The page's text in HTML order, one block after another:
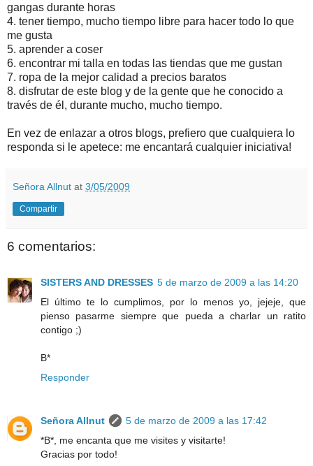
gangas durante horas
4. tener tiempo, mucho tiempo libre para hacer todo lo que
me gusta
5. aprender a coser
6. encontrar mi talla en todas las tiendas que me gustan
7. ropa de la mejor calidad a precios baratos
8. disfrutar de este blog y de la gente que he conocido a
través de él, durante mucho, mucho tiempo.
En vez de enlazar a otros blogs, prefiero que cualquiera lo
responda si le apetece: me encantará cualquier iniciativa!
Señora Allnut at 3/05/2009
Compartir
6 comentarios:
SISTERS AND DRESSES 5 de marzo de 2009 a las 14:20
El último te lo cumplimos, por lo menos yo, jejeje, que
pienso pasarme siempre que pueda a charlar un ratito
contigo ;)
B*
Responder
Señora Allnut
5 de marzo de 2009 a las 17:42
*B*, me encanta que me visites y visitarte!
Gracias por todo!